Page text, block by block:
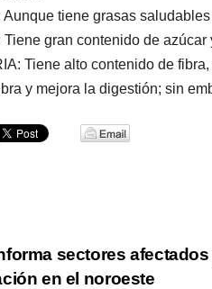
Aunque tiene grasas
Tiene gran contenido de azúcar
Tiene alto contenido de
y mejora la digestión; sin
sectores afectados
en el noroeste